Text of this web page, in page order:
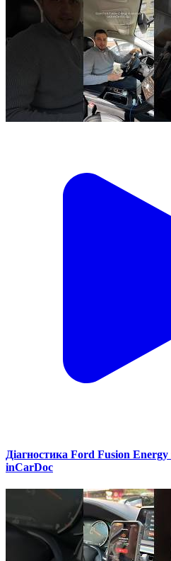
Діагностика Ford Fusion
inCarDoc